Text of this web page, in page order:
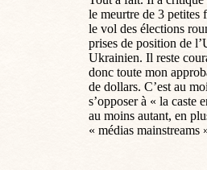
le meurtre de 3 petites
le vol des élections
prises de position de
Ukrainien. Il reste
donc toute mon
de dollars. C’est au
s’opposer à « la caste
au moins autant, en
« médias mainstreams